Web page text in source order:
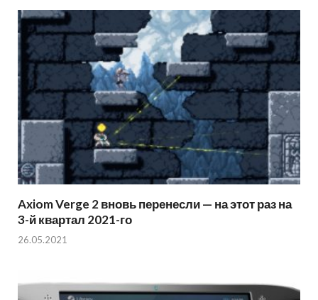
Axiom Verge 2 вновь перенесли — на этот раз на
3-й квартал 2021-го
26.05.2021